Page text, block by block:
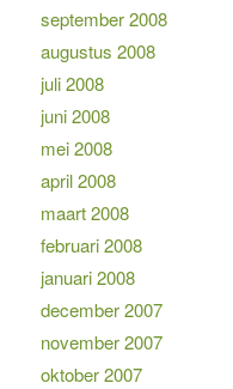
september 2008
augustus 2008
juli 2008
juni 2008
mei 2008
april 2008
maart 2008
februari 2008
januari 2008
december 2007
november 2007
oktober 2007